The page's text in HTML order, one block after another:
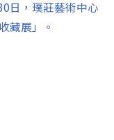
日，璞莊藝術中心
藏展」。